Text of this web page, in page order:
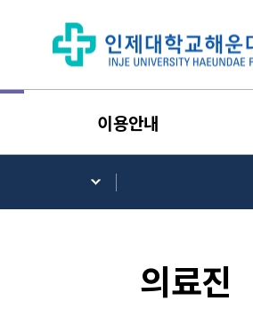
이용안내
의료진